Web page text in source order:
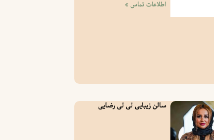
اطلاعات تماس »
سالن زیبایی لی لی رضایی